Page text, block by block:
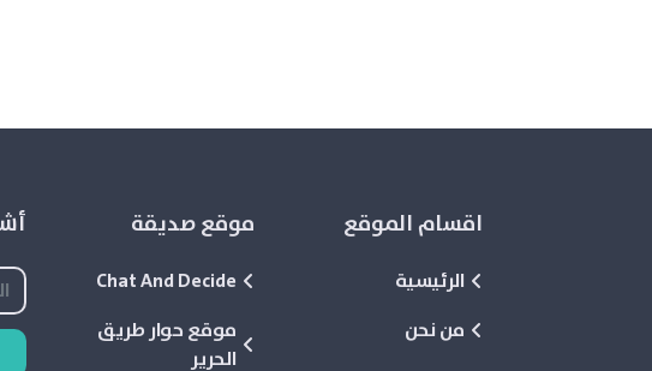
اقسام الموقع
الرئيسية
من نحن
موقع صديقة
Chat And Decide
موقع حوار طريق
الحرير